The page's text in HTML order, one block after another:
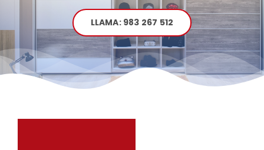
LLAMA: 983 267 512